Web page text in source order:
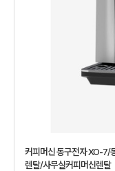
커피머신 동구전자 XO-7/
렌탈/사무실커피머신렌탈